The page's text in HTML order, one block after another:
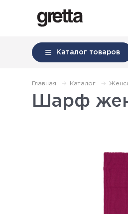
Каталог товаров
Главная Каталог
Шарф